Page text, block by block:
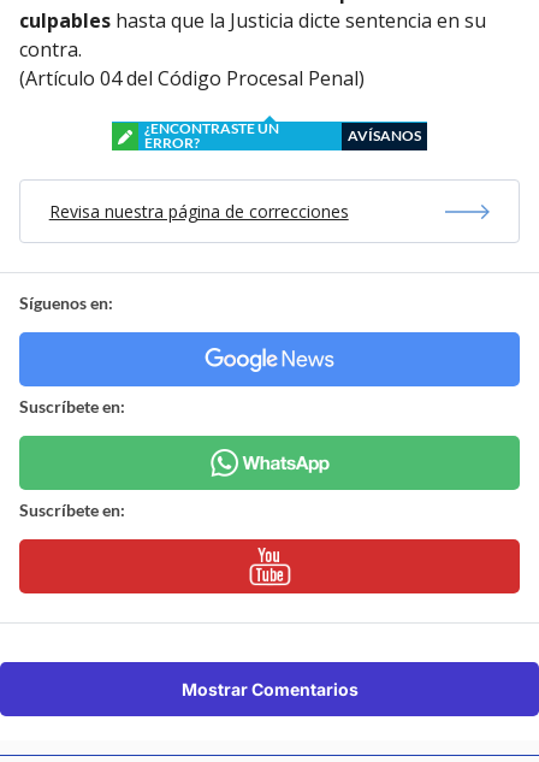
culpables hasta que la Justicia dicte sentencia en su
contra.
(Artículo 04 del Código Procesal Penal)
¿ENCONTRASTE UN
ERROR?
AVÍSANOS
Revisa nuestra página de correcciones
Síguenos en:
Suscríbete en:
Suscríbete en:
Mostrar Comentarios